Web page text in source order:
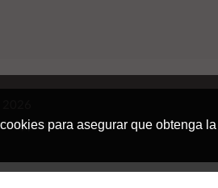
para asegurar que obtenga
Applinet